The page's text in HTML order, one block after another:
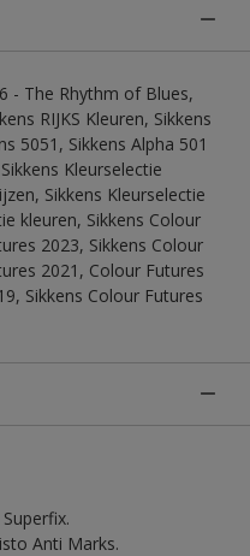
- The Rhythm of Blues,
RIJKS Kleuren, Sikkens
5051, Sikkens Alpha 501
Kleurselectie
Sikkens Kleurselectie
kleuren, Sikkens Colour
2023, Sikkens Colour
2021, Colour Futures
Sikkens Colour Futures
Anti Marks.